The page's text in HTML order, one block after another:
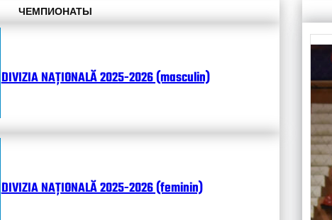
ЧЕМПИОНАТЫ
DIVIZIA NAȚIONALĂ 2025-2026 (masculin)
DIVIZIA NAȚIONALĂ 2025-2026 (feminin)